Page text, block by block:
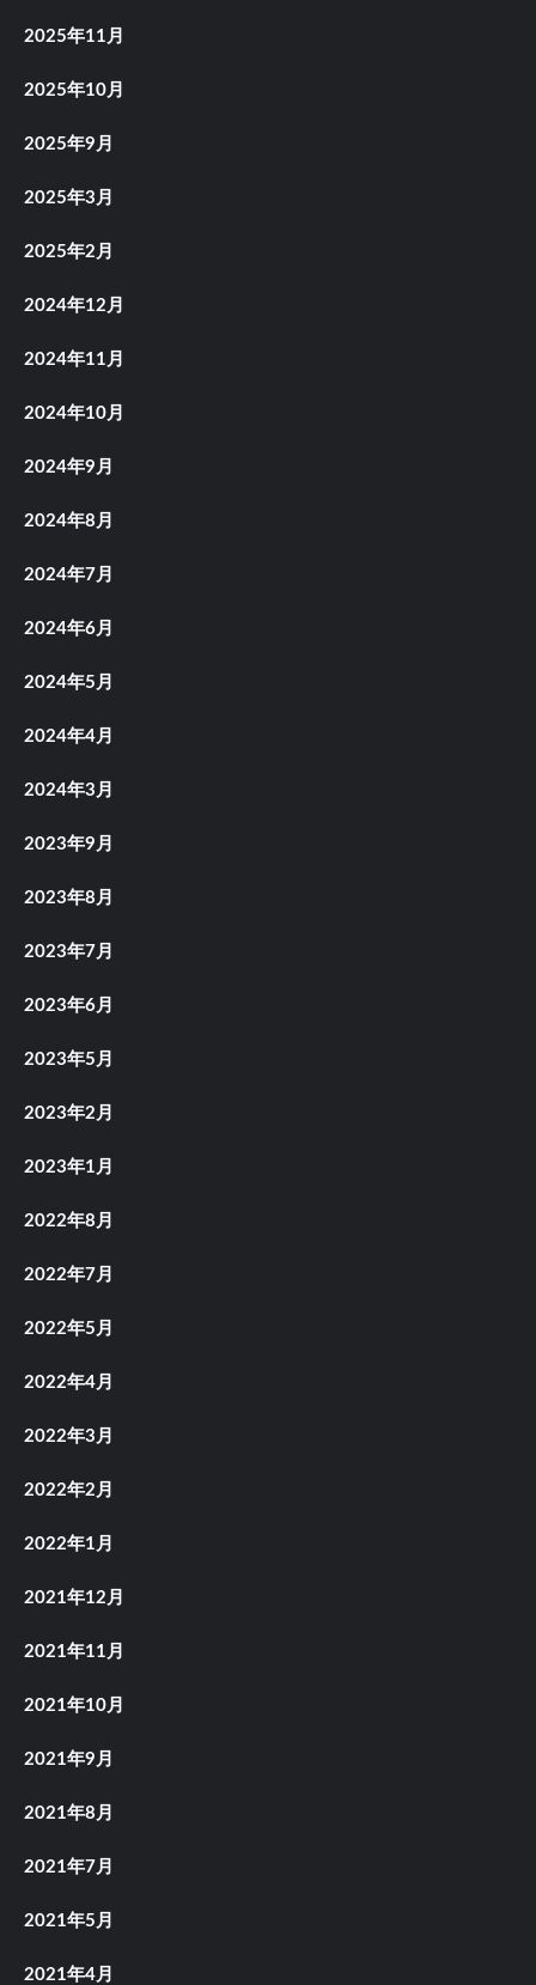
2025年11月
2025年10月
2025年9月
2025年3月
2025年2月
2024年12月
2024年11月
2024年10月
2024年9月
2024年8月
2024年7月
2024年6月
2024年5月
2024年4月
2024年3月
2023年9月
2023年8月
2023年7月
2023年6月
2023年5月
2023年2月
2023年1月
2022年8月
2022年7月
2022年5月
2022年4月
2022年3月
2022年2月
2022年1月
2021年12月
2021年11月
2021年10月
2021年9月
2021年8月
2021年7月
2021年5月
2021年4月